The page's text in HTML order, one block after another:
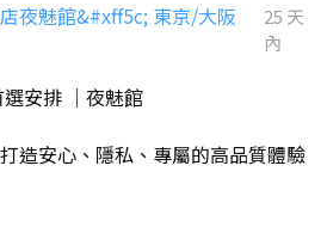
夜魅館&#xff5c; 東京/大阪
25 天
內
安排 ｜夜魅館
造安心、隱私、專屬的高品質體驗